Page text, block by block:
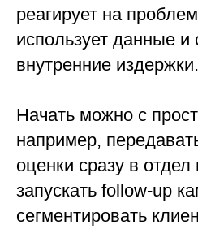
реагирует на
использует данные и
внутренние издержки.
Начать можно с
например,
оценки сразу в отдел
запускать follow-up
сегментировать